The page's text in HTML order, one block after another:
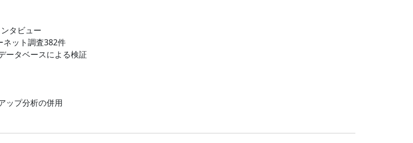
タビュー
ネット調査382件
ータベースによる検証
ップ分析の併用